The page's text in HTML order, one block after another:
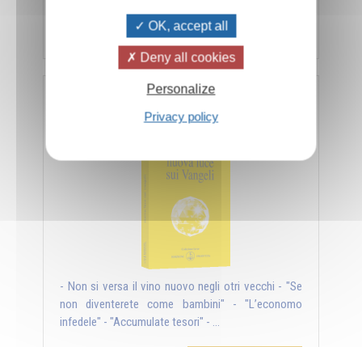
€ 12,00€ 11,40 Aggiungi al carrello
Nuova luce sui Vangeli
- Non si versa il vino nuovo negli otri vecchi - "Se
non diventerete come bambini" - "L’economo
infedele" - "Accumulate tesori" - ...
OK, accept all
Deny all cookies
Personalize
Privacy policy